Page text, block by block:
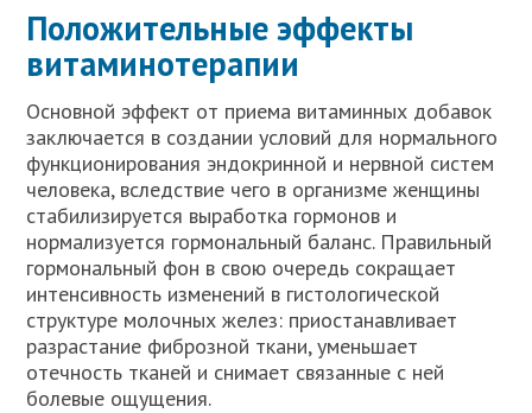
Положительные эффекты
витаминотерапии
Основной эффект от приема витаминных добавок
заключается в создании условий для нормального
функционирования эндокринной и нервной систем
человека, вследствие чего в организме женщины
стабилизируется выработка гормонов и
нормализуется гормональный баланс. Правильный
гормональный фон в свою очередь сокращает
интенсивность изменений в гистологической
структуре молочных желез: приостанавливает
разрастание фиброзной ткани, уменьшает
отечность тканей и снимает связанные с ней
болевые ощущения.